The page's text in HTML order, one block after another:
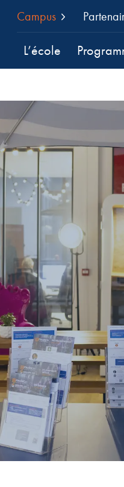
Campus
L’école